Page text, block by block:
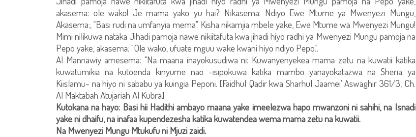
akasema: ole wako! Je mama yako yu hai? Nikasema: Ndiyo Ewe Mtume ya Mwenyezi Mungu,
Akasema:, "Basi rudi na umfanyia mema". Kisha nikamjia mbele yake, Ewe Mtume wa Mwenyezi Mungu!
Mimi nilikuwa nataka Jihadi pamoja nawe nikiitafuta kwa jihadi hiyo radhi ya Mwenyezi Mungu pamoja na
Pepo yake, akasema: "Ole wako, ufuate mguu wake kwani hiyo ndiyo Pepo.".
Al Mannawiy amesema: "Na maana inayokusudiwa ni: Kuwanyenyekea mama zetu na kuwatii katika
kuwatumikia na kutoenda kinyume nao -isipokuwa katika mambo yanayokatazwa na Sheria ya
Kiislamu- na hiyo ni sababu ya kuingia Peponi. [Faidhul Qadir kwa Sharhul Jaamei' Aswaghir 361/3, Ch.
Al Maktabah Atujariah Al Kubra].
Kutokana na hayo: Basi hii Hadithi ambayo maana yake imeelezwa hapo mwanzoni ni sahihi, na Isnadi
yake ni dhaifu, na inafaa kupendezesha katika kuwatendea wema mama zetu na kuwatii.
Na Mwenyezi Mungu Mtukufu ni Mjuzi zaidi.